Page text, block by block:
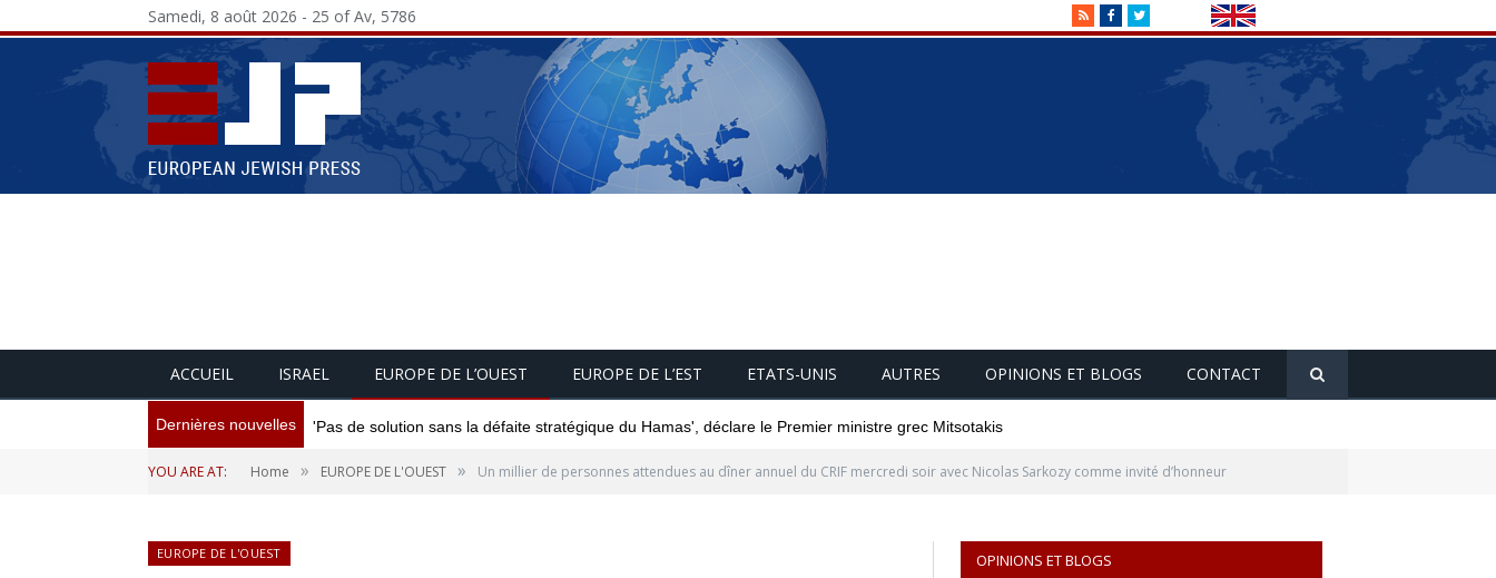
RSSFacebookTwitter
Samedi, 8 août 2026 - 25 of Av, 5786
ACCUEIL ISRAEL EUROPE DE L’OUEST EUROPE DE L’EST ETATS-UNIS AUTRES OPINIONS ET BLOGS CONTACT
Dernières nouvelles 'Pas de solution sans la défaite stratégique du Hamas', déclare le Premier ministre grec Mitsotakis
YOU ARE AT: Home » EUROPE DE L'OUEST » Un millier de personnes attendues au dîner annuel du CRIF mercredi soir avec Nicolas Sarkozy comme invité d’honneur
EUROPE DE L'OUEST OPINIONS ET BLOGS